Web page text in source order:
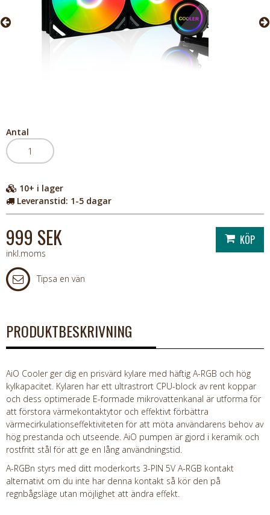
Antal
10+ i lager
Leveranstid: 1-5 dagar
999 SEK
inkl.moms
Tipsa en vän
PRODUKTBESKRIVNING
AiO Cooler ger dig en prisvärd kylare med häftig A-RGB och hög
kylkapacitet. Kylaren har ett ultrastrort CPU-block av rent koppar
och dess optimerade E-formade mikrovattenkanal är utforma för
att förstora värmekontaktytor och effektivt förbättra
värmecirkulationseffektiviteten för att möta användarens behov av
hög prestanda och utseende. AiO pumpen är gjord i keramik och
rostfritt stål för att ge en lång användningstid.
A-RGBn styrs med ditt moderkorts 3-PIN 5V A-RGB kontakt
alternativt om du inte har denna kontakt så kör den på
regnbågsläge utan möjlighet att ändra effekt.